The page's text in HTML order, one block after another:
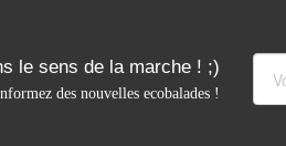
le sens de la marche ! ;)
des nouvelles ecobalades !